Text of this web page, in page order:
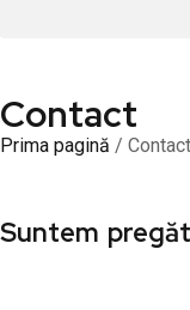
Contact
Prima pagină / Contact
Suntem